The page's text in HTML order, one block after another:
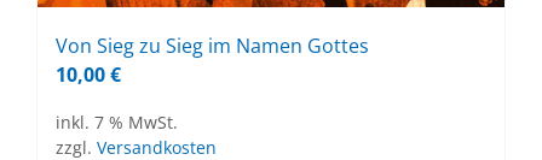
Von Sieg zu Sieg im Na­men Got­tes
10,00€
inkl. 7 % MwSt.
zzgl. Versandkosten